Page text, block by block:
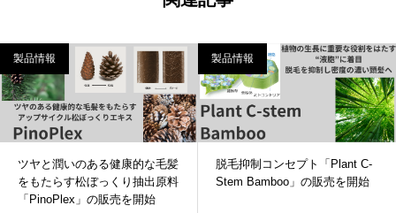
製品情報
ツヤと潤いのある健康的な毛髪
をもたらす松ぼっくり抽出原料
「PinoPlex」の販売を開始
製品情報
脱毛抑制コンセプト「Plant C-
Stem Bamboo」の販売を開始